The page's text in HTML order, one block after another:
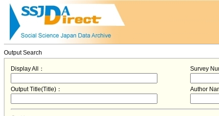
Output Search
Display All： Survey
Output Title(Title)： Author